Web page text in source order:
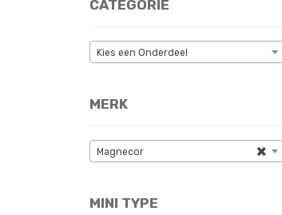
CATEGORIE
Kies een Onderdeel
MERK
×
Magnecor
MINI TYPE